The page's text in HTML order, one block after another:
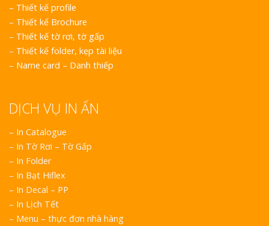
– Thiết kế profile
– Thiết kế Brochure
– Thiết kế tờ rơi, tờ gấp
– Thiết kế folder, kẹp tài liệu
– Name card – Danh thiếp
DỊCH VỤ IN ẤN
– In Catalogue
– In Tờ Rơi – Tờ Gấp
– In Folder
– In Bạt Hiflex
– In Decal – PP
– In Lịch Tết
– Menu – thực đơn nhà hàng